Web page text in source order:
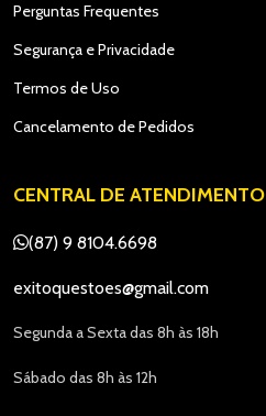
Perguntas Frequentes
Segurança e Privacidade
Termos de Uso
Cancelamento de Pedidos
CENTRAL DE ATENDIMENTO
(87) 9 8104.6698
exitoquestoes@gmail.com
Segunda a Sexta das 8h às 18h
Sábado das 8h às 12h